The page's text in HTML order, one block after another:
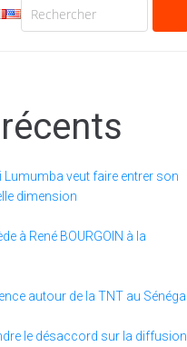
Lumumba veut faire entrer son
dimension
à René BOURGOIN à la
autour de la TNT au Sénégal
le désaccord sur la diffusion